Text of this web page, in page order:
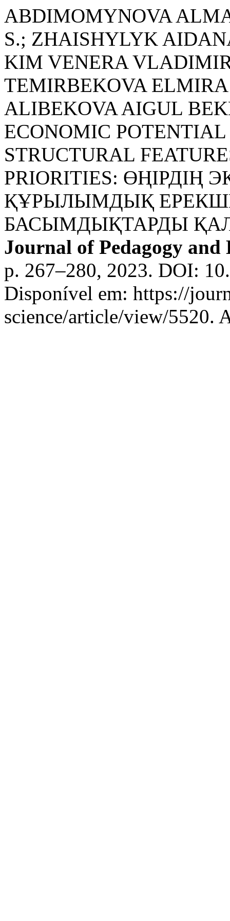
ABDIMOMYNOVA
S.; ZHAISHYLYK
KIM VENERA
TEMIRBEKOVA
ALIBEKOVA AIGUL
ECONOMIC
STRUCTURAL
PRIORITIES:
ҚҰРЫЛЫМДЫҚ
БАСЫМДЫҚТАРДЫ
Journal of Pedagogy and
p. 267–280, 2023. DOI:
Disponível em: https://
science/article/view/5520.